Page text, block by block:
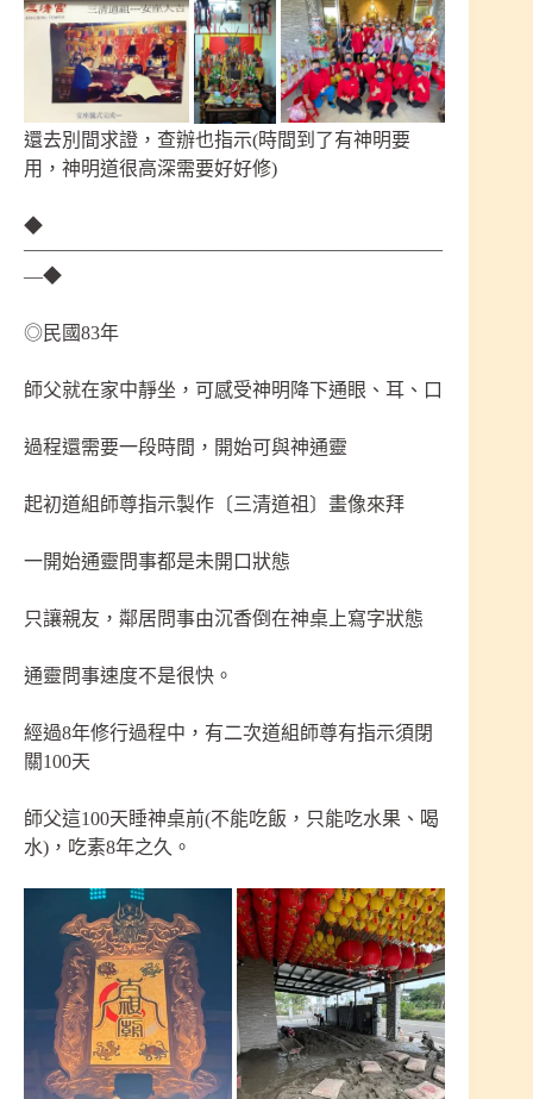
還去別間求證，查辦也指示(時間到了有神明要
用，神明道很高深需要好好修)
◆
——————————————————————
—◆
◎民國83年
師父就在家中靜坐，可感受神明降下通眼、耳、口
過程還需要一段時間，開始可與神通靈
起初道組師尊指示製作〔三清道祖〕畫像來拜
一開始通靈問事都是未開口狀態
只讓親友，鄰居問事由沉香倒在神桌上寫字狀態
通靈問事速度不是很快。
經過8年修行過程中，有二次道組師尊有指示須閉
關100天
師父這100天睡神桌前(不能吃飯，只能吃水果、喝
水)，吃素8年之久。